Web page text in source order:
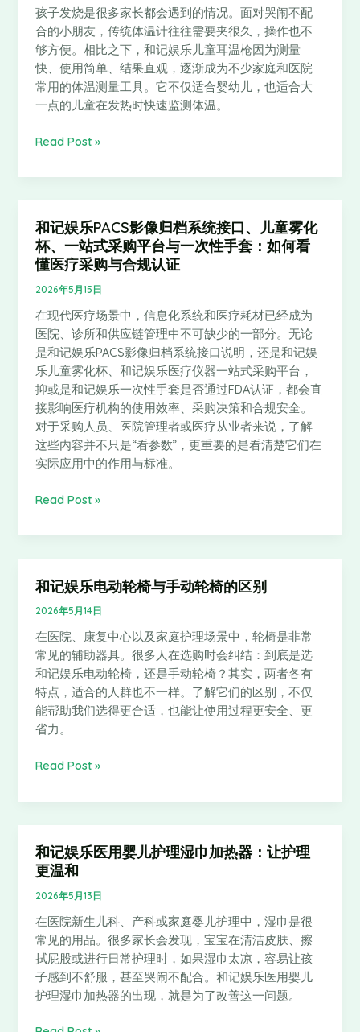
孩子发烧是很多家长都会遇到的情况。面对哭闹不配
合的小朋友，传统体温计往往需要夹很久，操作也不
够方便。相比之下，和记娱乐儿童耳温枪因为测量
快、使用简单、结果直观，逐渐成为不少家庭和医院
常用的体温测量工具。它不仅适合婴幼儿，也适合大
一点的儿童在发热时快速监测体温。
儿
童
耳
温
枪：
给
子
更
省
心
的
选
择
Read Post »
和记娱乐PACS影像归档系统接口、儿童雾化
杯、一站式采购平台与一次性手套：如何看
懂医疗采购与合规认证
2026年5月15日
在现代医疗场景中，信息化系统和医疗耗材已经成为
医院、诊所和供应链管理中不可缺少的一部分。无论
是和记娱乐PACS影像归档系统接口说明，还是和记娱
乐儿童雾化杯、和记娱乐医疗仪器一站式采购平台，
抑或是和记娱乐一次性手套是否通过FDA认证，都会直
接影响医疗机构的使用效率、采购决策和合规安全。
对于采购人员、医院管理者或医疗从业者来说，了解
这些内容并不只是“看参数”，更重要的是看清楚它们在
实际应用中的作用与标准。
和
记
娱
乐
影
像
归
档
系
统
接
口、
儿
雾
站
式
采
购
平
台
与
一
次
手
如
懂
医
疗
购
与
合
规
认
Read Post »
和记娱乐电动轮椅与手动轮椅的区别
2026年5月14日
在医院、康复中心以及家庭护理场景中，轮椅是非常
常见的辅助器具。很多人在选购时会纠结：到底是选
和记娱乐电动轮椅，还是手动轮椅？其实，两者各有
特点，适合的人群也不一样。了解它们的区别，不仅
能帮助我们选得更合适，也能让使用过程更安全、更
省力。
和
记
乐
电
动
轮
椅
与
动
区
别
Read Post »
和记娱乐医用婴儿护理湿巾加热器：让护理
更温和
2026年5月13日
在医院新生儿科、产科或家庭婴儿护理中，湿巾是很
常见的用品。很多家长会发现，宝宝在清洁皮肤、擦
拭屁股或进行日常护理时，如果湿巾太凉，容易让孩
子感到不舒服，甚至哭闹不配合。和记娱乐医用婴儿
护理湿巾加热器的出现，就是为了改善这一问题。
和
记
医
用
婴
儿
护